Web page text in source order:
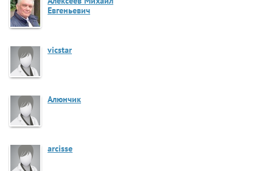
Евгеньевич
vicstar
Алюнчик
arcisse